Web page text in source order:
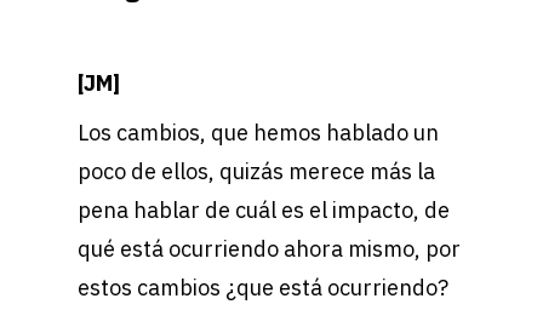
[JM]
Los cambios, que hemos hablado un
poco de ellos, quizás merece más la
pena hablar de cuál es el impacto, de
qué está ocurriendo ahora mismo, por
estos cambios ¿que está ocurriendo?